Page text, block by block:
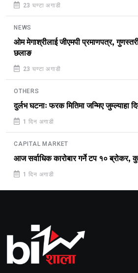
23 घण्टा अगाडी
NEWS
ओम मेगाश्रीलाई जीएमपी प्रमाणपत्र,
छलाङ
23 घण्टा अगाडी
OTHERS
दुर्लभ घटनाः फरक मितिमा जन्मिए जुम्ल्याहा
1 दिन अगाडी
CAPITAL MARKET
आज सर्वाधिक कारोबार गर्ने टप १० ब्रोकर,
1 दिन अगाडी